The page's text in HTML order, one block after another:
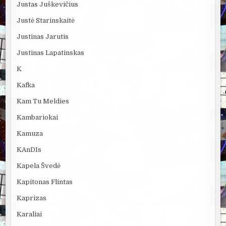
Justas Juškevičius
Justė Starinskaitė
Justinas Jarutis
Justinas Lapatinskas
K
Kafka
Kam Tu Meldies
Kambariokai
Kamuza
KAnDIs
Kapela Švedė
Kapitonas Flintas
Kaprizas
Karaliai